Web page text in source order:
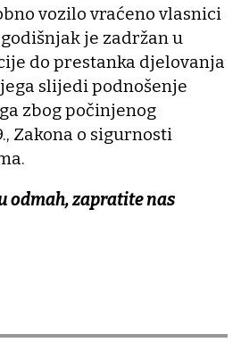
vozilo vraćeno vlasnici
je zadržan u
do prestanka djelovanja
slijedi podnošenje
zbog počinjenog
Zakona o sigurnosti
odmah, zapratite nas